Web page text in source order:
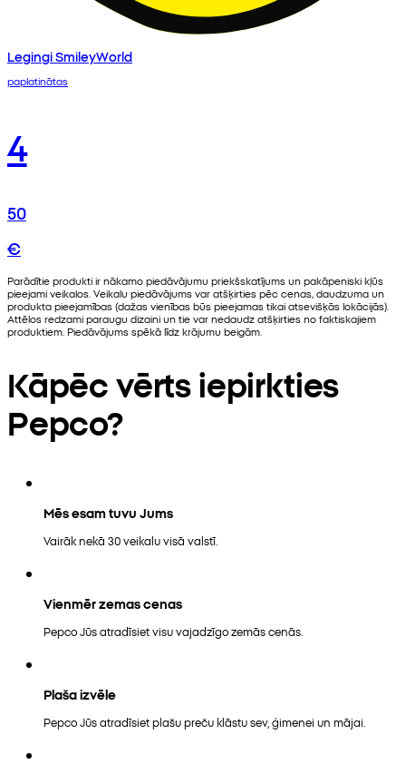
Legingi SmileyWorld
paplatinātas
4
50
€
Parādītie produkti ir nākamo piedāvājumu priekšskatījums un pakāpeniski kļūs
pieejami veikalos. Veikalu piedāvājums var atšķirties pēc cenas, daudzuma un
produkta pieejamības (dažas vienības būs pieejamas tikai atsevišķās lokācijās).
Attēlos redzami paraugu dizaini un tie var nedaudz atšķirties no faktiskajiem
produktiem. Piedāvājums spēkā līdz krājumu beigām.
Kāpēc vērts iepirkties
Pepco?
Mēs esam tuvu Jums
Vairāk nekā 30 veikalu visā valstī.
Vienmēr zemas cenas
Pepco Jūs atradīsiet visu vajadzīgo zemās cenās.
Plaša izvēle
Pepco Jūs atradīsiet plašu preču klāstu sev, ģimenei un mājai.